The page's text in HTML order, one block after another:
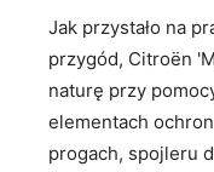
Jak przystało na
przygód, Citroën
naturę przy
elementach
progach, spojleru